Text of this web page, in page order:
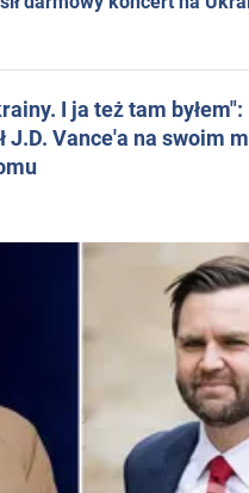
I ja też tam
Vance'a na swoim